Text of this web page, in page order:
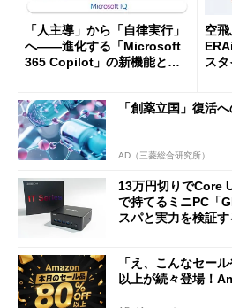
「人主導」から「自律実行」
へ――進化する「Microsoft
365 Copilot」の新機能とエ
空
ス
「創薬立国」復活
AD（三菱総合研究所）
13万円切りでCore
で持てるミニPC「
スパと実力を検証す
「え、こんなセー
以上が続々登場！